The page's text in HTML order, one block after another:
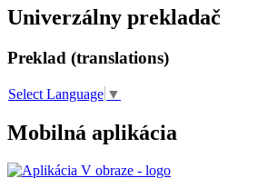
Univerzálny prekladač
Preklad (translations)
Select Language ▼
Mobilná aplikácia